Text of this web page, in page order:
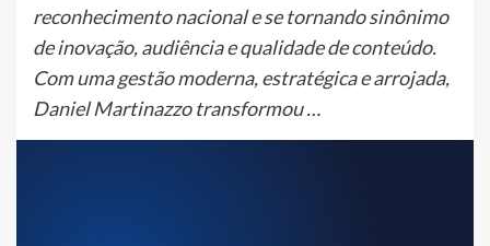
reconhecimento nacional e se tornando sinônimo
de inovação, audiência e qualidade de conteúdo.
Com uma gestão moderna, estratégica e arrojada,
Daniel Martinazzo transformou …